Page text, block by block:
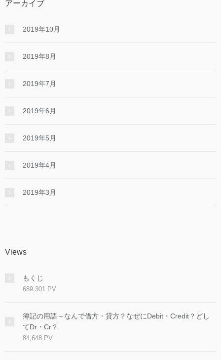
アーカイブ
2019年10月
2019年8月
2019年7月
2019年6月
2019年5月
2019年4月
2019年3月
Views
もくじ
689,301 PV
簿記の用語～なんで借方・貸方？なぜにDebit・Credit？どし
てDr・Cr？
84,648 PV